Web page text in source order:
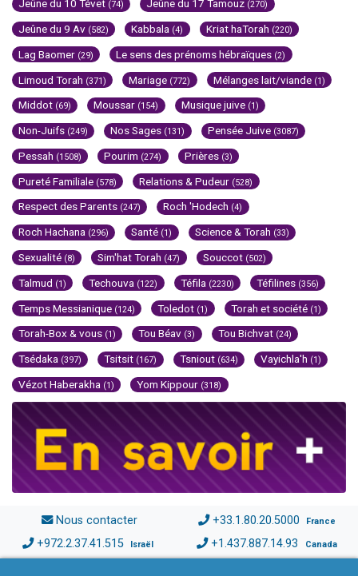
Jeûne du 10 Tévet (74) Jeûne du 17 Tamouz (270)
Jeûne du 9 Av (582) Kabbala (4) Kriat haTorah (220)
Lag Baomer (29) Le sens des prénoms hébraïques (2)
Limoud Torah (371) Mariage (772) Mélanges lait/viande (1)
Middot (69) Moussar (154) Musique juive (1)
Non-Juifs (249) Nos Sages (131) Pensée Juive (3087)
Pessah (1508) Pourim (274) Prières (3)
Pureté Familiale (578) Relations & Pudeur (528)
Respect des Parents (247) Roch 'Hodech (4)
Roch Hachana (296) Santé (1) Science & Torah (33)
Sexualité (8) Sim'hat Torah (47) Souccot (502)
Talmud (1) Techouva (122) Téfila (2230) Téfilines (356)
Temps Messianique (124) Toledot (1) Torah et société (1)
Torah-Box & vous (1) Tou Béav (3) Tou Bichvat (24)
Tsédaka (397) Tsitsit (167) Tsniout (634) Vayichla'h (1)
Vézot Haberakha (1) Yom Kippour (318)
Nous contacter +33.1.80.20.5000 France
+972.2.37.41.515 Israël +1.437.887.14.93 Canada